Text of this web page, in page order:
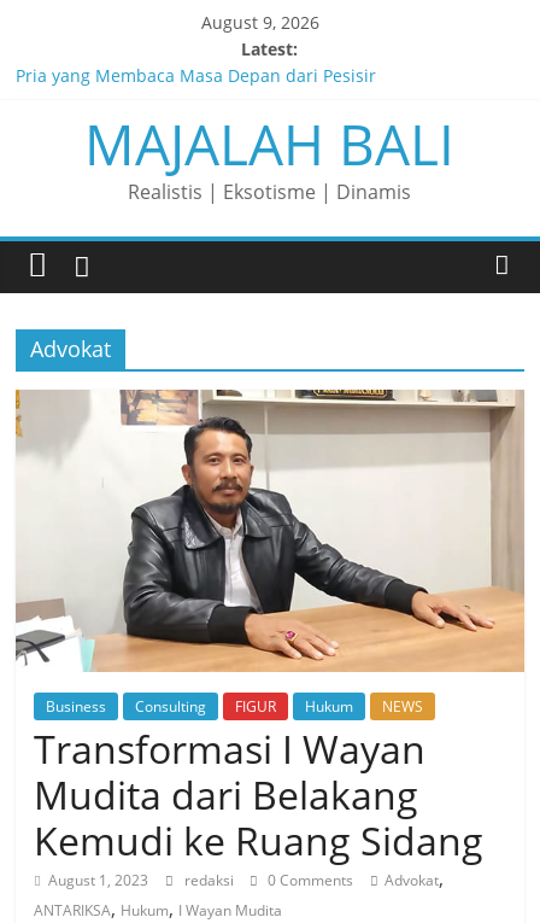
content
August 9, 2026
Latest:
Pria yang Membaca Masa Depan dari Pesisir
Membaca Peluang, Menaklukkan Tantangan, dan Membangun
Bisnis Peternakan yang Berkelanjutan
Lelaki yang Mengubah Garis Menjadi Masa Depan
Matahari yang Lahir di Pulau Dewata
Perjalanan Panjang di Balik Rasa yang Dicintai Banyak Orang
MAJALAH BALI
Realistis | Eksotisme | Dinamis
Advokat
Business Consulting FIGUR Hukum NEWS
Transformasi I Wayan
Mudita dari Belakang
Kemudi ke Ruang Sidang
August 1, 2023 redaksi 0 Comments Advokat,
ANTARIKSA, Hukum, I Wayan Mudita